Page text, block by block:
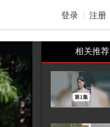
登录 注册
相关推荐